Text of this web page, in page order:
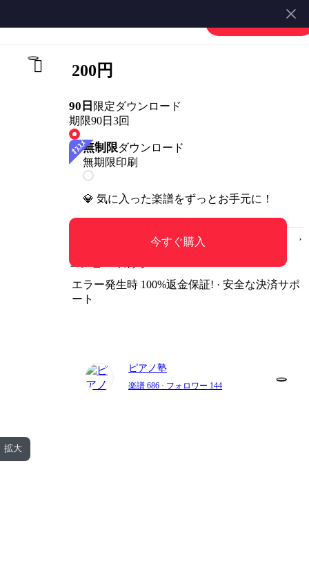
会員登録・ログイン
拡大
200円
90日 限定ダウンロード
期限90日 3回
無制限ダウンロード
無期限印刷
💎 気に入った楽譜をずっとお手元に！
今すぐ購入
コンビニ印刷可
エラー発生時 100%返金保証! · 安全な決済サポ
ート
ピアノ塾
楽譜 686 · フォロワー 144